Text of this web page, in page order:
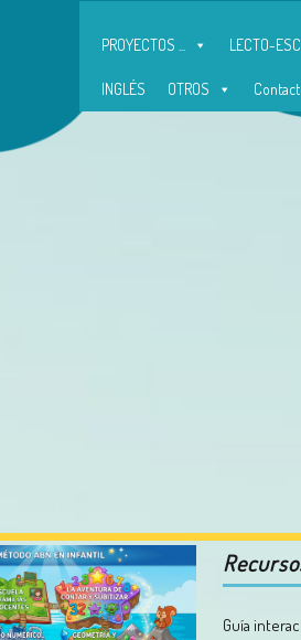
PROYECTOS ... LECTO-
INGLÉS OTROS
Guía interactiva y gratuita del Método ABN para Educación